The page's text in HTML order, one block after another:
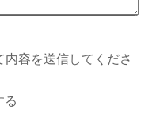
内容を送信してくださ
る